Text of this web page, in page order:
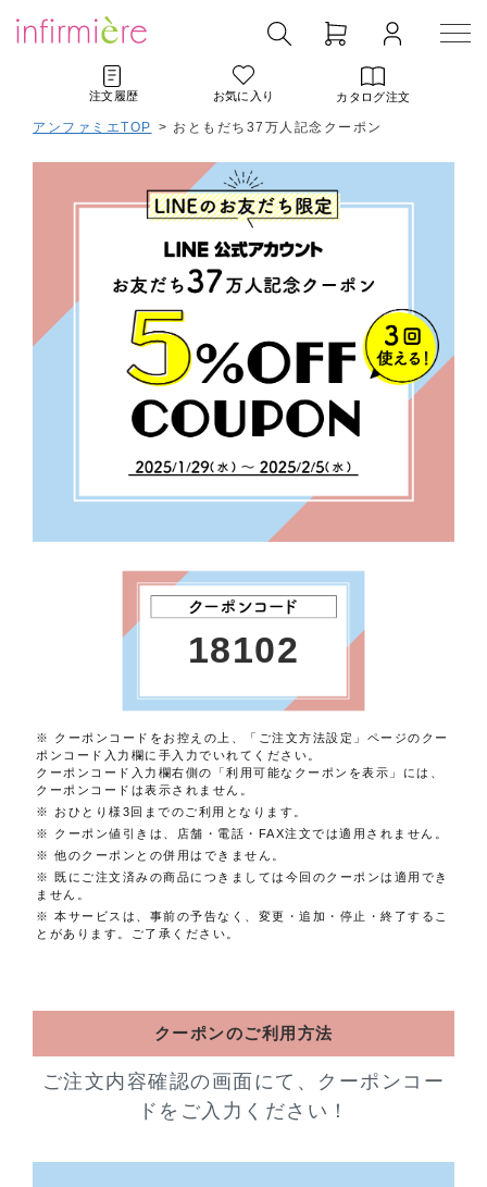
注文履歴 お気に入り カタログ注文
アンファミエTOP > おともだち37万人記念クーポン
18102
※ クーポンコードをお控えの上、「ご注文方法設定」ページのクー
ポンコード入力欄に手入力でいれてください。
クーポンコード入力欄右側の「利用可能なクーポンを表示」には、
クーポンコードは表示されません。
※ おひとり様3回までのご利用となります。
※ クーポン値引きは、店舗・電話・FAX注文では適用されません。
※ 他のクーポンとの併用はできません。
※ 既にご注文済みの商品につきましては今回のクーポンは適用でき
ません。
※ 本サービスは、事前の予告なく、変更・追加・停止・終了するこ
とがあります。ご了承ください。
クーポンのご利用方法
ご注文内容確認の画面にて、クーポンコー
ドをご入力ください！